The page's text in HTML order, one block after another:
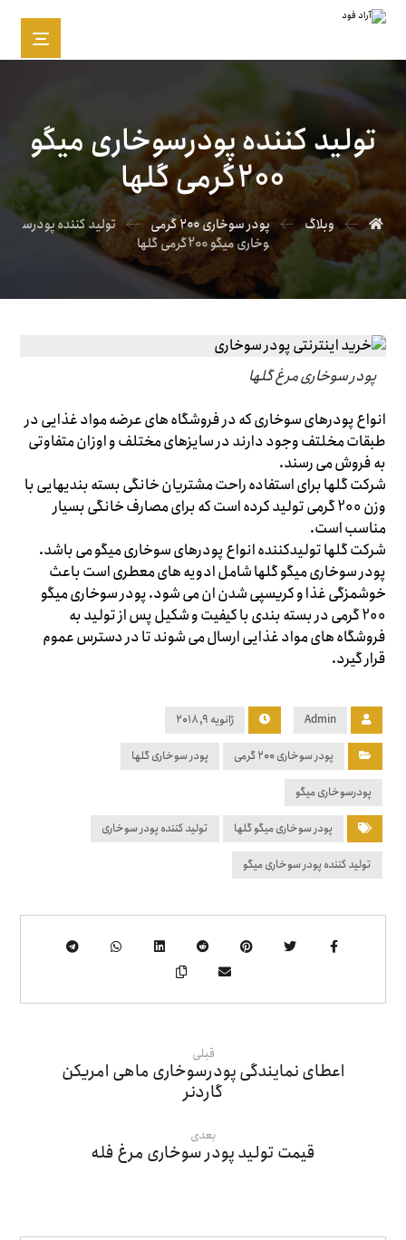
تولید کننده پودرسوخاری میگو
200گرمی گلها
وبلاگ پودر سوخاری ۲۰۰ گرمی
تولید کننده پودرس
وخاری میگو 200گرمی گلها
پودر سوخاری مرغ گلها
انواع پودرهای سوخاری که در فروشگاه های عرضه مواد غذایی در
طبقات مخلتف وجود دارند در سایزهای مختلف و اوزان متفاوتی
به فروش می رسند.
شرکت گلها برای استفاده راحت مشتریان خانگی بسته بندیهایی با
وزن 200 گرمی تولید کرده است که برای مصارف خانگی بسیار
مناسب است.
شرکت گلها تولیدکننده انواع پودرهای سوخاری میگو می باشد.
پودر سوخاری میگو گلها شامل ادویه های معطری است باعث
خوشمزگی غذا و کریسپی شدن ان می شود. پودر سوخاری میگو
200 گرمی در بسته بندی با کیفیت و شکیل پس از تولید به
فروشگاه های مواد غذایی ارسال می شوند تا در دسترس عموم
قرار گیرد.
Admin ژانویه ۹, ۲۰۱۸
پودر سوخاری ۲۰۰ گرمی پودر سوخاری گلها
پودرسوخاری میگو
پودر سوخاری میگو گلها تولید کننده پودر سوخاری
تولید کننده پودر سوخاری میگو
قبلی
اعطای نمایندگی پودرسوخاری ماهی امریکن
گاردنر
بعدی
قیمت تولید پودر سوخاری مرغ فله